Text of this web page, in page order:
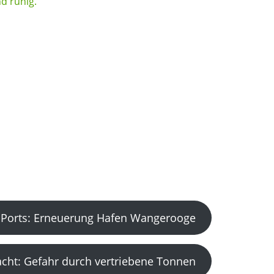
Erneuerung Hafen Wangerooge
Gefahr durch vertriebene Tonnen